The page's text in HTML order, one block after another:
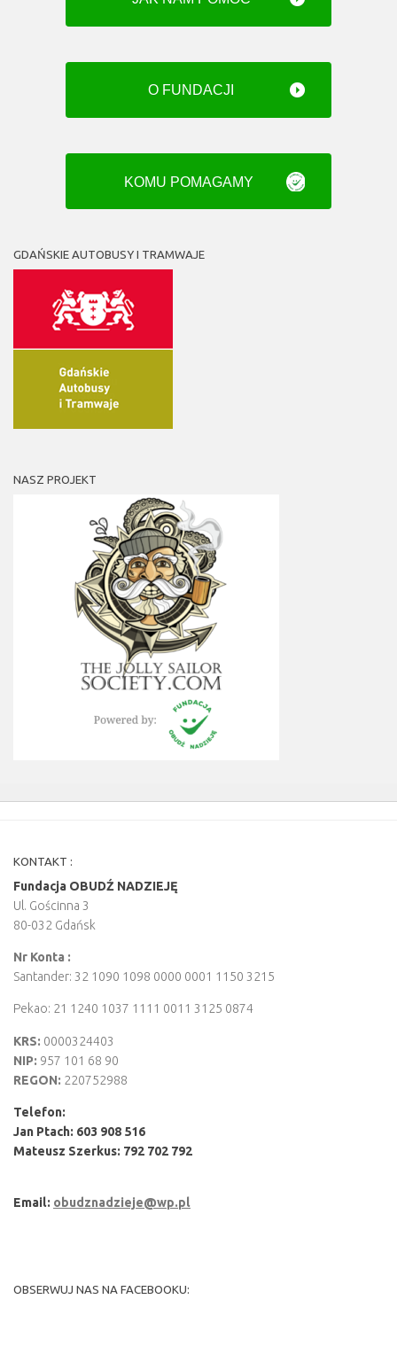
O FUNDACJI
KOMU POMAGAMY
GDAŃSKIE AUTOBUSY I TRAMWAJE
NASZ PROJEKT
KONTAKT :
Fundacja OBUDŹ NADZIEJĘ
Ul. Gościnna 3
80-032 Gdańsk
Nr Konta :
Santander: 32 1090 1098 0000 0001 1150 3215
Pekao: 21 1240 1037 1111 0011 3125 0874
KRS: 0000324403
NIP: 957 101 68 90
REGON: 220752988
Telefon:
Jan Ptach: 603 908 516
Mateusz Szerkus: 792 702 792
Email: obudznadzieje@wp.pl
OBSERWUJ NAS NA FACEBOOKU: